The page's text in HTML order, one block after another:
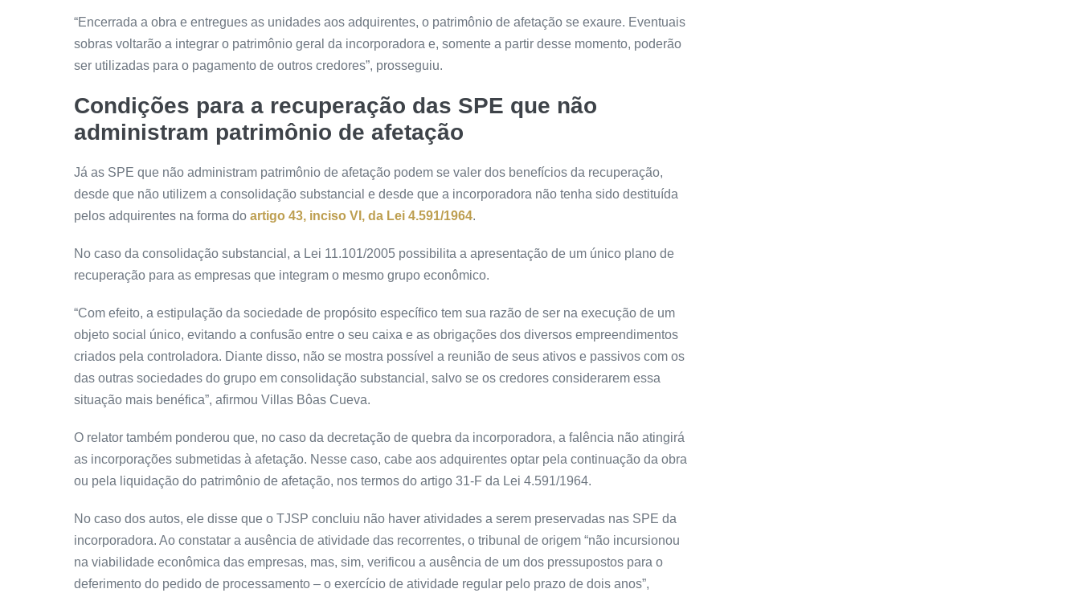
“Encerrada a obra e entregues as unidades aos adquirentes, o patrimônio de afetação se exaure. Eventuais
sobras voltarão a integrar o patrimônio geral da incorporadora e, somente a partir desse momento, poderão
ser utilizadas para o pagamento de outros credores”, prosseguiu.
Condições para a recuperação das SPE que não
administram patrimônio de afetação
Já as SPE que não administram patrimônio de afetação podem se valer dos benefícios da recuperação,
desde que não utilizem a consolidação substancial e desde que a incorporadora não tenha sido destituída
pelos adquirentes na forma do artigo 43, inciso VI, da Lei 4.591/1964.
No caso da consolidação substancial, a Lei 11.101/2005 possibilita a apresentação de um único plano de
recuperação para as empresas que integram o mesmo grupo econômico.
“Com efeito, a estipulação da sociedade de propósito específico tem sua razão de ser na execução de um
objeto social único, evitando a confusão entre o seu caixa e as obrigações dos diversos empreendimentos
criados pela controladora. Diante disso, não se mostra possível a reunião de seus ativos e passivos com os
das outras sociedades do grupo em consolidação substancial, salvo se os credores considerarem essa
situação mais benéfica”, afirmou Villas Bôas Cueva.
O relator também ponderou que, no caso da decretação de quebra da incorporadora, a falência não atingirá
as incorporações submetidas à afetação. Nesse caso, cabe aos adquirentes optar pela continuação da obra
ou pela liquidação do patrimônio de afetação, nos termos do artigo 31-F da Lei 4.591/1964.
No caso dos autos, ele disse que o TJSP concluiu não haver atividades a serem preservadas nas SPE da
incorporadora. Ao constatar a ausência de atividade das recorrentes, o tribunal de origem “não incursionou
na viabilidade econômica das empresas, mas, sim, verificou a ausência de um dos pressupostos para o
deferimento do pedido de processamento – o exercício de atividade regular pelo prazo de dois anos”,